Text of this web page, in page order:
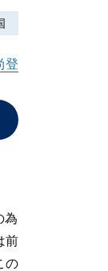
登
為
前
の